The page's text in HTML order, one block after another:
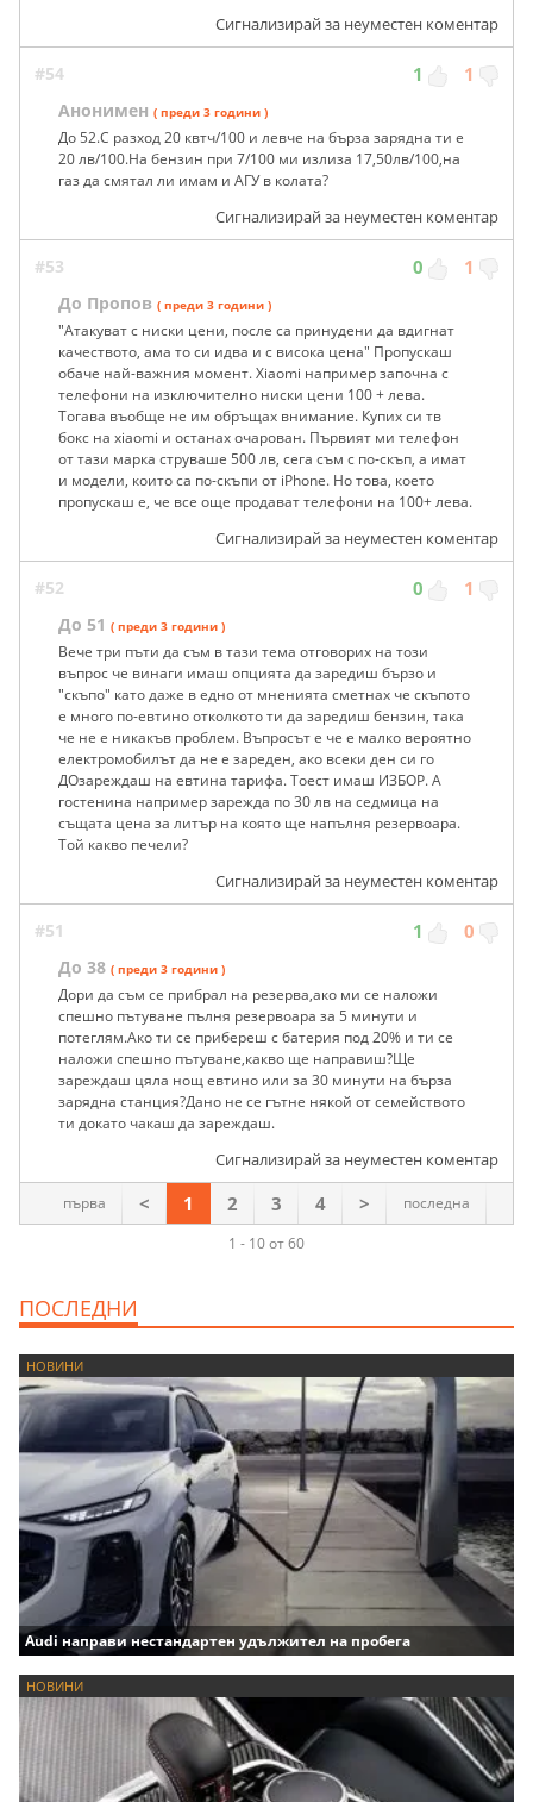
Сигнализирай за неуместен коментар
#54 1 1
Анонимен ( преди 3 години )
До 52.С разход 20 квтч/100 и левче на бърза зарядна ти е
20 лв/100.На бензин при 7/100 ми излиза 17,50лв/100,на
газ да смятал ли имам и АГУ в колата?
Сигнализирай за неуместен коментар
#53 0 1
До Пропов ( преди 3 години )
"Атакуват с ниски цени, после са принудени да вдигнат
качеството, ама то си идва и с висока цена" Пропускаш
обаче най-важния момент. Xiaomi например започна с
телефони на изключително ниски цени 100 + лева.
Тогава въобще не им обръщах внимание. Купих си тв
бокс на xiaomi и останах очарован. Първият ми телефон
от тази марка струваше 500 лв, сега съм с по-скъп, а имат
и модели, които са по-скъпи от iPhone. Но това, което
пропускаш е, че все още продават телефони на 100+ лева.
Сигнализирай за неуместен коментар
#52 0 1
До 51 ( преди 3 години )
Вече три пъти да съм в тази тема отговорих на този
въпрос че винаги имаш опцията да заредиш бързо и
"скъпо" като даже в едно от мненията сметнах че скъпото
е много по-евтино отколкото ти да заредиш бензин, така
че не е никакъв проблем. Въпросът е че е малко вероятно
електромобилът да не е зареден, ако всеки ден си го
ДОзареждаш на евтина тарифа. Тоест имаш ИЗБОР. А
гостенина например зарежда по 30 лв на седмица на
същата цена за литър на която ще напълня резервоара.
Той какво печели?
Сигнализирай за неуместен коментар
#51 1 0
До 38 ( преди 3 години )
Дори да съм се прибрал на резерва,ако ми се наложи
спешно пътуване пълня резервоара за 5 минути и
потеглям.Ако ти се прибереш с батерия под 20% и ти се
наложи спешно пътуване,какво ще направиш?Ще
зареждаш цяла нощ евтино или за 30 минути на бърза
зарядна станция?Дано не се гътне някой от семейството
ти докато чакаш да зареждаш.
Сигнализирай за неуместен коментар
1 - 10 от 60
първа < 1 2 3 4 > последна
ПОСЛЕДНИ
НОВИНИ
Audi направи нестандартен удължител на пробега
НОВИНИ